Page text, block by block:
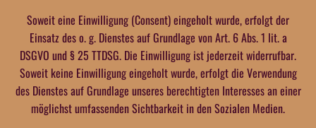
Soweit eine Einwilligung (Consent) eingeholt wurde, erfolgt der
Einsatz des o. g. Dienstes auf Grundlage von Art. 6 Abs. 1 lit. a
DSGVO und § 25 TTDSG. Die Einwilligung ist jederzeit widerrufbar.
Soweit keine Einwilligung eingeholt wurde, erfolgt die Verwendung
des Dienstes auf Grundlage unseres berechtigten Interesses an einer
möglichst umfassenden Sichtbarkeit in den Sozialen Medien.